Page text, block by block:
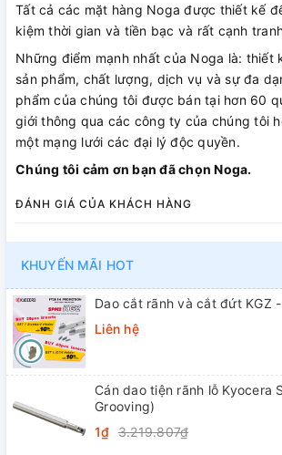
Tất cả các mặt hàng Noga được thiết kế
kiệm thời gian và tiền bạc và rất cạnh
Những điểm mạnh nhất của Noga là: thiết
sản phẩm, chất lượng, dịch vụ và sự đa
phẩm của chúng tôi được bán tại hơn 60
giới thông qua các công ty của chúng tôi
một mạng lưới các đại lý độc quyền.
Chúng tôi cảm ơn bạn đã chọn Noga.
ĐÁNH GIÁ CỦA KHÁCH HÀNG
KHUYẾN MÃI HOT
Dao cắt rãnh và cắt đứt KGZ
Liên hệ
Cán dao tiện rãnh lỗ Kyocera
Grooving)
1₫ 3.219.807₫